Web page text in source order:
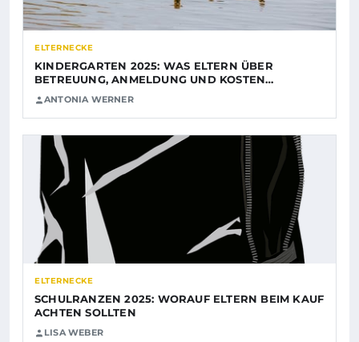
ELTERNECKE
KINDERGARTEN 2025: WAS ELTERN ÜBER
BETREUUNG, ANMELDUNG UND KOSTEN…
ANTONIA WERNER
ELTERNECKE
SCHULRANZEN 2025: WORAUF ELTERN BEIM KAUF
ACHTEN SOLLTEN
LISA WEBER